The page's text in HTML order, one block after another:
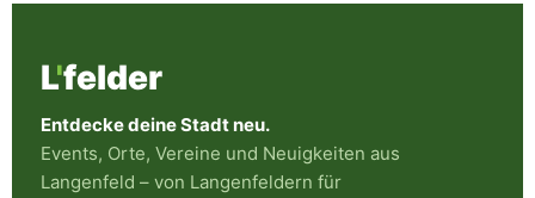
L'felder
Entdecke deine Stadt neu.
Events, Orte, Vereine und Neuigkeiten aus
Langenfeld – von Langenfeldern für